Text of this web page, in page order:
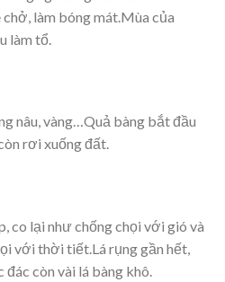
làm bóng mát.Mùa của
làm tổ.
nâu, vàng…Quả bàng bắt đầu
rơi xuống đất.
co lại như chống chọi với gió và
với thời tiết.Lá rụng gần hết,
đác còn vài lá bàng khô.